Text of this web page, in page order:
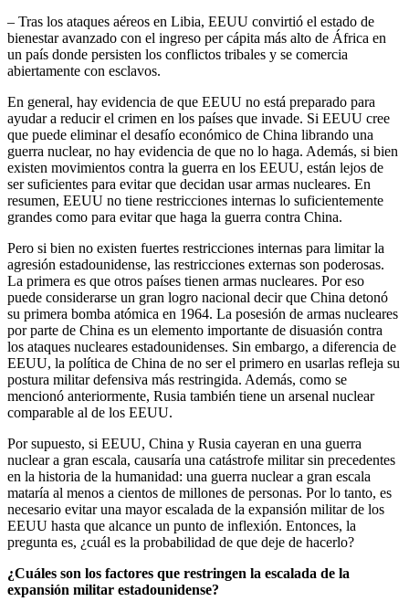
– Tras los ataques aéreos en Libia, EEUU convirtió el estado de
bienestar avanzado con el ingreso per cápita más alto de África en
un país donde persisten los conflictos tribales y se comercia
abiertamente con esclavos.
En general, hay evidencia de que EEUU no está preparado para
ayudar a reducir el crimen en los países que invade. Si EEUU cree
que puede eliminar el desafío económico de China librando una
guerra nuclear, no hay evidencia de que no lo haga. Además, si bien
existen movimientos contra la guerra en los EEUU, están lejos de
ser suficientes para evitar que decidan usar armas nucleares. En
resumen, EEUU no tiene restricciones internas lo suficientemente
grandes como para evitar que haga la guerra contra China.
Pero si bien no existen fuertes restricciones internas para limitar la
agresión estadounidense, las restricciones externas son poderosas.
La primera es que otros países tienen armas nucleares. Por eso
puede considerarse un gran logro nacional decir que China detonó
su primera bomba atómica en 1964. La posesión de armas nucleares
por parte de China es un elemento importante de disuasión contra
los ataques nucleares estadounidenses. Sin embargo, a diferencia de
EEUU, la política de China de no ser el primero en usarlas refleja su
postura militar defensiva más restringida. Además, como se
mencionó anteriormente, Rusia también tiene un arsenal nuclear
comparable al de los EEUU.
Por supuesto, si EEUU, China y Rusia cayeran en una guerra
nuclear a gran escala, causaría una catástrofe militar sin precedentes
en la historia de la humanidad: una guerra nuclear a gran escala
mataría al menos a cientos de millones de personas. Por lo tanto, es
necesario evitar una mayor escalada de la expansión militar de los
EEUU hasta que alcance un punto de inflexión. Entonces, la
pregunta es, ¿cuál es la probabilidad de que deje de hacerlo?
¿Cuáles son los factores que restringen la escalada de la
expansión militar estadounidense?